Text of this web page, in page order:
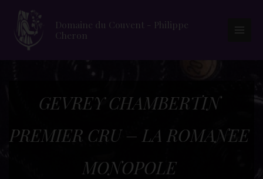
Domaine du Couvent - Philippe
Cheron
GEVREY CHAMBERTIN
PREMIER CRU – LA ROMANEE
MONOPOLE